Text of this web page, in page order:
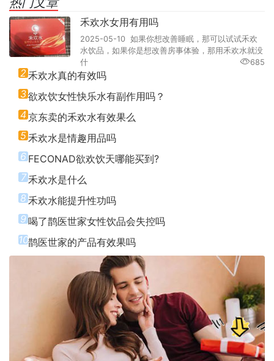
禾欢水女用有用吗
2025-05-10 如果你想改善睡眠，那可以试试禾欢
水饮品，如果你是想改善房事体验，那用禾欢水就没
什
685
2 禾欢水真的有效吗
3欲欢饮女性快乐水有副作用吗？
4 京东卖的禾欢水有效果么
5禾欢水是情趣用品吗
6 FECONAD欲欢饮天哪能买到?
7禾欢水是什么
8 禾欢水能提升性功吗
9喝了鹊医世家女性饮品会失控吗
10鹊医世家的产品有效果吗